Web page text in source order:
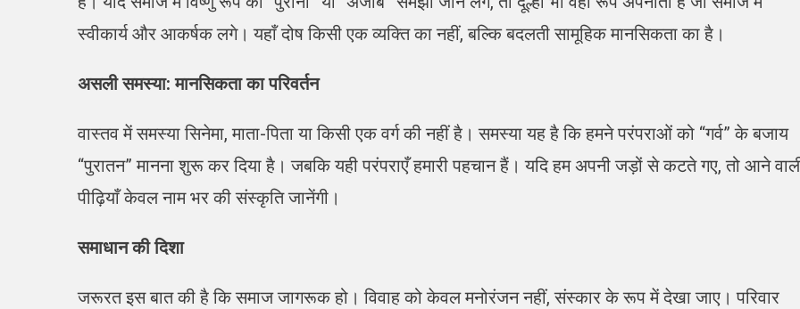
स्वीकार्य और आकर्षक लगे। यहाँ दोष किसी एक व्यक्ति का नहीं, बल्कि बदलती सामूहिक मानसिकता का है।
असली समस्या: मानसिकता का परिवर्तन
वास्तव में समस्या सिनेमा, माता-पिता या किसी एक वर्ग की नहीं है। समस्या यह है कि हमने परंपराओं को “गर्व” के बजाय
“पुरातन” मानना शुरू कर दिया है। जबकि यही परंपराएँ हमारी पहचान हैं। यदि हम अपनी जड़ों से कटते गए, तो आने
पीढ़ियाँ केवल नाम भर की संस्कृति जानेंगी।
समाधान की दिशा
जरूरत इस बात की है कि समाज जागरूक हो। विवाह को केवल मनोरंजन नहीं, संस्कार के रूप में देखा जाए। परिवार